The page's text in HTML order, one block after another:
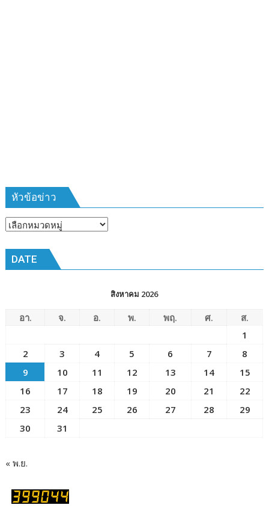
หัวข้อข่าว
หัวข้อ
DATE
สิงหาคม 2026
อา. จ. อ. พ. พฤ. ศ.
ส.
1
2
3 4 5 6 7
8
9
10 11 12 13 14
15
16
17 18 19 20 21
22
23
24 25 26 27 28
29
30
31
« พ.ย.